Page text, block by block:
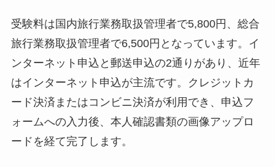
受験料は国内旅行業務取扱管理者で5,800円、総合
旅行業務取扱管理者で6,500円となっています。イ
ンターネット申込と郵送申込の2通りがあり、近年
はインターネット申込が主流です。クレジットカ
ード決済またはコンビニ決済が利用でき、申込フ
ォームへの入力後、本人確認書類の画像アップロ
ードを経て完了します。